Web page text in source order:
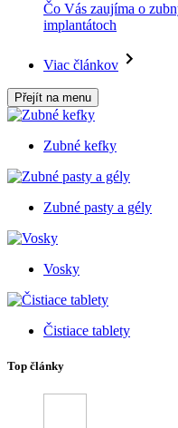
Čo Vás zaujíma o
implantátoch
Viac článkov
Přejít na menu
Zubné kefky
Zubné pasty a gély
Vosky
Čistiace tablety
Top články